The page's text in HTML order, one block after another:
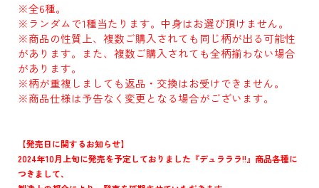
※全6種。
※ランダムで1種当たります。中身はお選び頂けません。
※商品の性質上、複数ご購入されても同じ柄が出る可能性
があります。また、複数ご購入されても全柄揃わない場合
があります。
※柄が重複しましても返品・交換はお受けできません。
※商品仕様は予告なく変更となる場合がございます。
【発売日に関するお知らせ】
2024年10月上旬に発売を予定しておりました『デュラララ!!』商品各種に
つきまして、